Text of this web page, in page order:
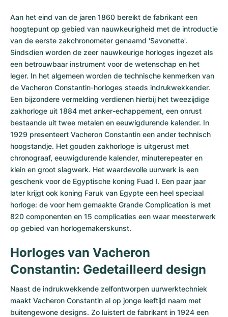
Aan het eind van de jaren 1860 bereikt de fabrikant een
hoogtepunt op gebied van nauwkeurigheid met de introductie
van de eerste zakchronometer genaamd 'Savonette'.
Sindsdien worden de zeer nauwkeurige horloges ingezet als
een betrouwbaar instrument voor de wetenschap en het
leger. In het algemeen worden de technische kenmerken van
de Vacheron Constantin-horloges steeds indrukwekkender.
Een bijzondere vermelding verdienen hierbij het tweezijdige
zakhorloge uit 1884 met anker-echappement, een onrust
bestaande uit twee metalen en eeuwigdurende kalender. In
1929 presenteert Vacheron Constantin een ander technisch
hoogstandje. Het gouden zakhorloge is uitgerust met
chronograaf, eeuwigdurende kalender, minuterepeater en
klein en groot slagwerk. Het waardevolle uurwerk is een
geschenk voor de Egyptische koning Fuad I. Een paar jaar
later krijgt ook koning Faruk van Egypte een heel speciaal
horloge: de voor hem gemaakte Grande Complication is met
820 componenten en 15 complicaties een waar meesterwerk
op gebied van horlogemakerskunst.
Horloges van Vacheron
Constantin: Gedetailleerd design
Naast de indrukwekkende zelfontworpen uurwerktechniek
maakt Vacheron Constantin al op jonge leeftijd naam met
buitengewone designs. Zo luistert de fabrikant in 1924 een